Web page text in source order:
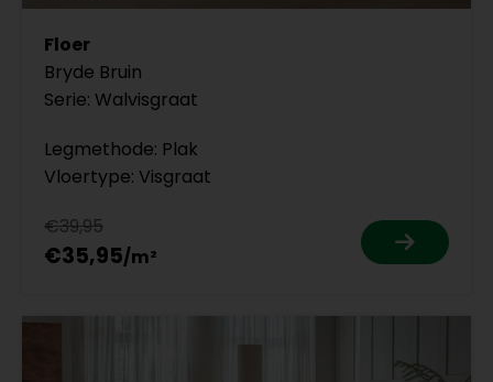
Floer
Bryde Bruin
Serie: Walvisgraat
Legmethode: Plak
Vloertype: Visgraat
€39,95
€35,95